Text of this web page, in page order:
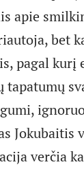
apie
bet
pagal kurį
Jokubaitis
verčia